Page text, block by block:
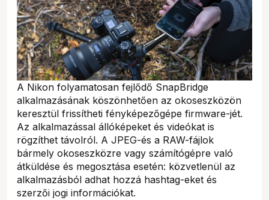
A Nikon folyamatosan fejlődő SnapBridge
alkalmazásának köszönhetően az okoseszközön
keresztül frissítheti fényképezőgépe firmware-jét.
Az alkalmazással állóképeket és videókat is
rögzíthet távolról. A JPEG-és a RAW-fájlok
bármely okoseszközre vagy számítógépre való
átküldése és megosztása esetén: közvetlenül az
alkalmazásból adhat hozzá hashtag-eket és
szerzői jogi információkat.